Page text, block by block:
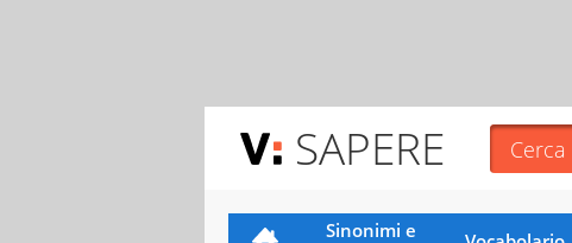
SAPERE
Sinonimi e